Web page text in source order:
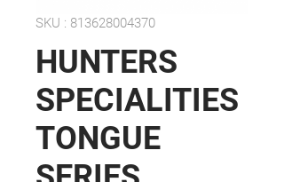
SKU : 813628004370
HUNTERS
SPECIALITIES
TONGUE